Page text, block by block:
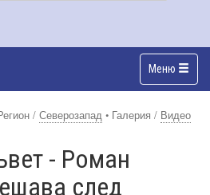
Меню
/ Северозапад • Галерия / Видео
- Роман
след